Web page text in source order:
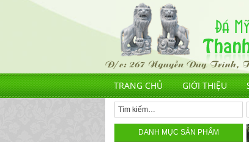
TRANG CHỦ GIỚI THIỆU
DANH MỤC SẢN PHẨM